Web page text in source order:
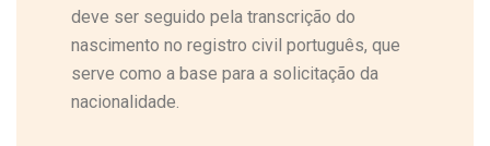
deve ser seguido pela transcrição do
nascimento no registro civil português, que
serve como a base para a solicitação da
nacionalidade.